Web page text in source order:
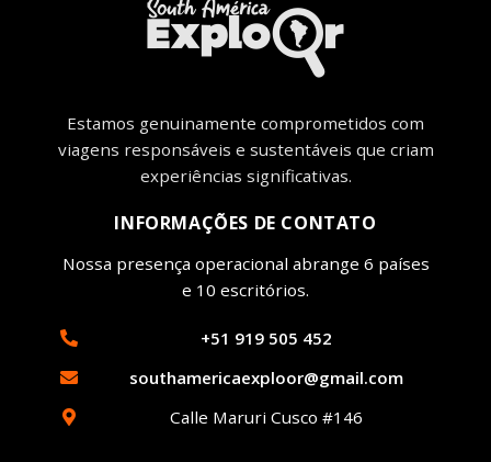
Lima
Puno
Arequipa
Iquitos
Machu Picchu
Quillabamba
Tambopata
SALAR DE
BLOG
CONTATE-NOS
Estamos genuinamente comprometidos com
viagens responsáveis ​​e sustentáveis ​​que criam
experiências significativas.
INFORMAÇÕES DE CONTATO
Nossa presença operacional abrange 6 países
e 10 escritórios.
+51 919 505 452
southamericaexploor@gmail.com
Calle Maruri Cusco #146